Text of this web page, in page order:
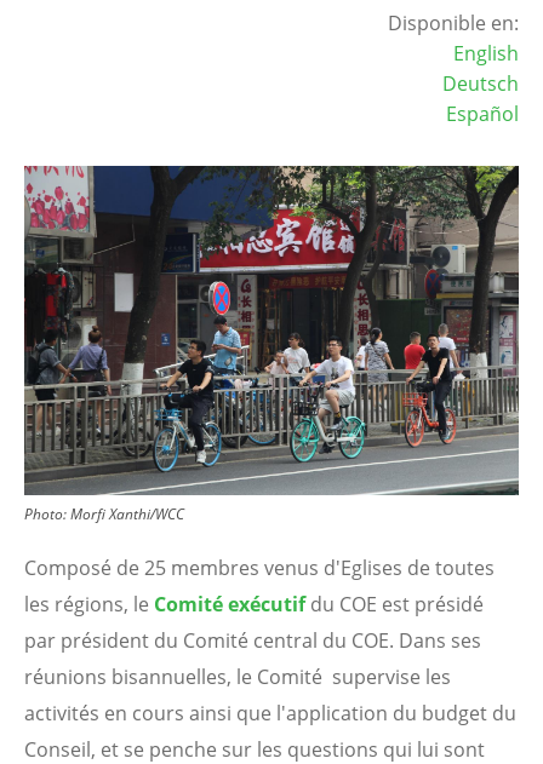
Disponible en:
English
Deutsch
Español
Image
Photo:Morfi Xanthi/WCC
Composé de 25 membres venus d'Eglises de toutes
les régions, le Comité exécutif du COE est présidé
par président du Comité central du COE. Dans ses
réunions bisannuelles, le Comité supervise les
activités en cours ainsi que l'application du budget du
Conseil, et se penche sur les questions qui lui sont